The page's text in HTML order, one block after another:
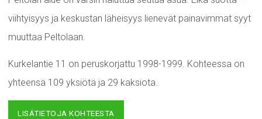
viihtyisyys ja keskustan läheisyys lienevät painavimmat syyt
muuttaa Peltolaan.
Kurkelantie 11 on peruskorjattu 1998-1999. Kohteessa on
yhteensä 109 yksiötä ja 29 kaksiota.
LISÄTIETOJA KOHTEESTA